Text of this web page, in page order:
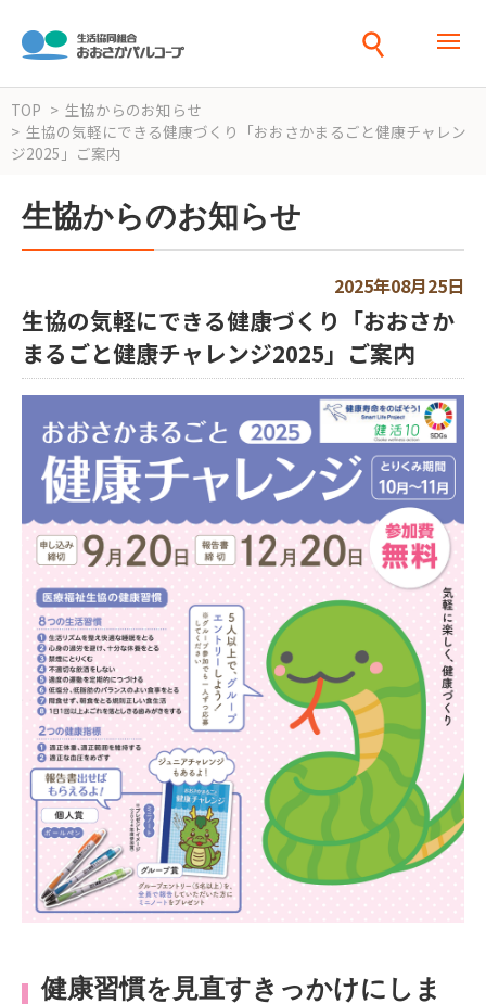
TOP
生協からのお知らせ
生協の気軽にできる健康づくり「おおさかまるごと健康チャレン
ジ2025」ご案内
生協からのお知らせ
2025年08月25日
生協の気軽にできる健康づくり「おおさか
まるごと健康チャレンジ2025」ご案内
健康習慣を見直すきっかけにしま